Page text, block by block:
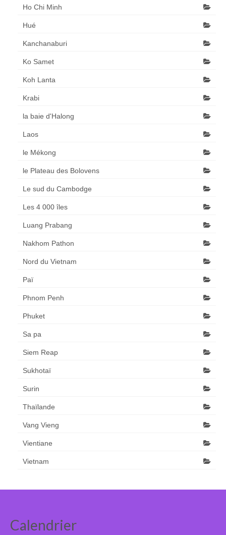
Ho Chi Minh
Hué
Kanchanaburi
Ko Samet
Koh Lanta
Krabi
la baie d'Halong
Laos
le Mékong
le Plateau des Bolovens
Le sud du Cambodge
Les 4 000 îles
Luang Prabang
Nakhom Pathon
Nord du Vietnam
Paï
Phnom Penh
Phuket
Sa pa
Siem Reap
Sukhotaï
Surin
Thaïlande
Vang Vieng
Vientiane
Vietnam
Calendrier